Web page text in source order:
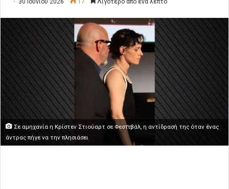
30 Ιουνίου 2026 17 Λιγότερο από ένα λεπτό
Σε αμηχανία η Κρίστεν Στιούαρτ σε Φεστιβάλ, η αντίδρασή της όταν ένας
άντρας πήγε να την πλησιάσει